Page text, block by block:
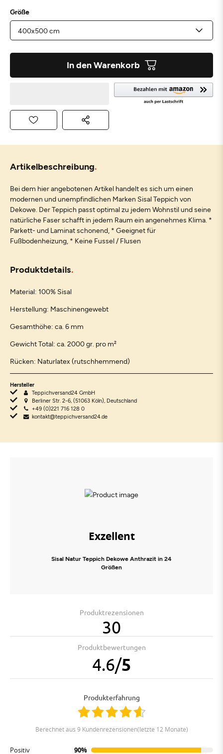
Größe
In den Warenkorb
Artikelbeschreibung
Bei dem hier angebotenen Artikel handelt es sich um einen
modernen und unempfindlichen Marken Sisal Teppich von
Dekowe. Der Teppich passt optimal zu jedem Wohnstil und seine
natürliche Faser schafft in jedem Raum ein angenehmes Klima. *
Parkett- und Laminat schonend, * Geeignet für
Fußbodenheizung, * Keine Fussel / Flusen
Produktdetails
Material: 100% Sisal
Herstellung: Maschinengewebt
Gesamthöhe: ca. 6 mm
Gewicht Total: ca. 2000 gr. pro m²
Rücken: Naturlatex (rutschhemmend)
Hersteller
Teppichversand24 GmbH
Berliner Str. 2-6, (51063 Köln), Deutschland
+49 (0)221 716 128 0
kontakt@teppichversand24.de
Exzellent
Sisal Natur Teppich Dekowe Anthrazit in 24
Größen
Produktrezensionen
30
Produktbewertungen
4.6/5
Produkterfahrung
berechnet aus 9 Kundenrezensionen(letzte 12 Monate)
Positiv 90%